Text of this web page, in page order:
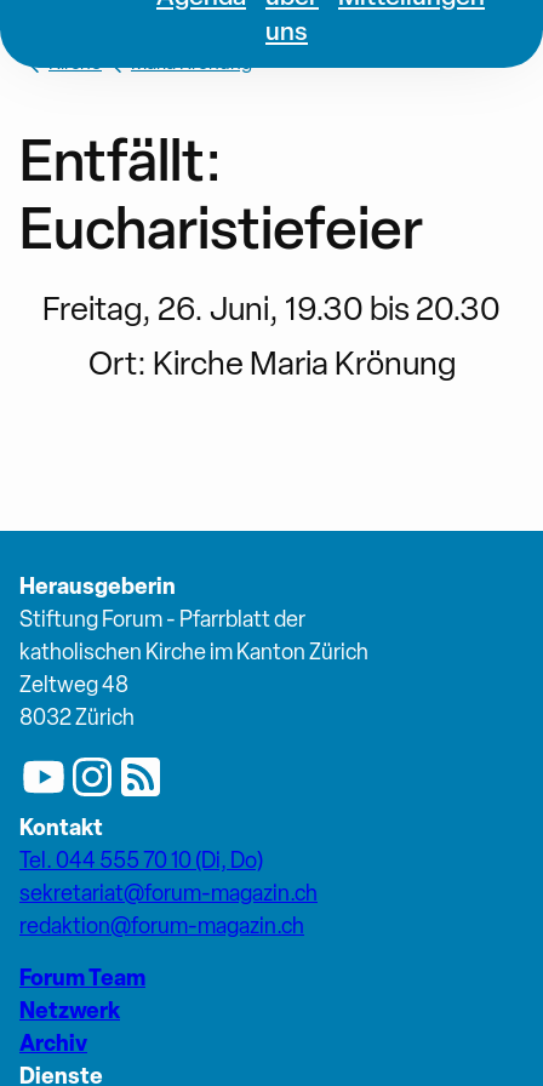
uns
Kirche Maria Krönung
Entfällt:
Eucharistiefeier
Freitag, 26. Juni, 19.30 bis 20.30
Ort: Kirche Maria Krönung
Herausgeberin
Stiftung Forum - Pfarrblatt der
katholischen Kirche im Kanton Zürich
Zeltweg 48
8032 Zürich
Kontakt
Tel. 044 555 70 10 (Di, Do)
sekretariat@forum-magazin.ch
redaktion@forum-magazin.ch
Forum Team
Netzwerk
Archiv
Dienste